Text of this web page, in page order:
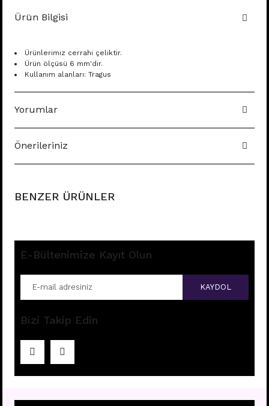
Ürün Bilgisi
Ürünlerimiz cerrahi çeliktir.
Ürün ölçüsü 6 mm'dir.
Kullanım alanları: Tragus
Yorumlar
Önerileriniz
BENZER ÜRÜNLER
Fiyatları görebilmek içinüye girişi yapınız.
E-Bültenimize Kayıt Olun
KAYDOL
Bizi Takip Edin